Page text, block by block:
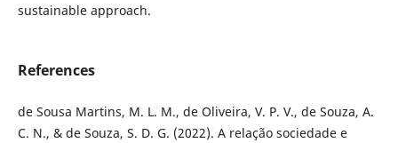
sustainable approach.
References
de Sousa Martins, M. L. M., de Oliveira, V. P. V., de Souza, A.
C. N., & de Souza, S. D. G. (2022). A relação sociedade e